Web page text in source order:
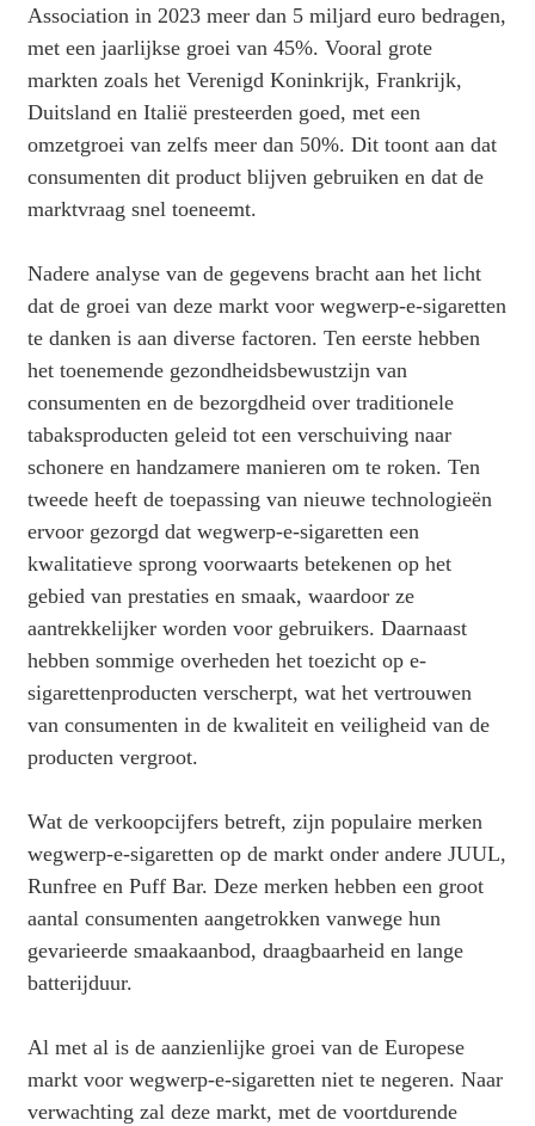
Association in 2023 meer dan 5 miljard euro bedragen,
met een jaarlijkse groei van 45%. Vooral grote
markten zoals het Verenigd Koninkrijk, Frankrijk,
Duitsland en Italië presteerden goed, met een
omzetgroei van zelfs meer dan 50%. Dit toont aan dat
consumenten dit product blijven gebruiken en dat de
marktvraag snel toeneemt.
Nadere analyse van de gegevens bracht aan het licht
dat de groei van deze markt voor wegwerp-e-sigaretten
te danken is aan diverse factoren. Ten eerste hebben
het toenemende gezondheidsbewustzijn van
consumenten en de bezorgdheid over traditionele
tabaksproducten geleid tot een verschuiving naar
schonere en handzamere manieren om te roken. Ten
tweede heeft de toepassing van nieuwe technologieën
ervoor gezorgd dat wegwerp-e-sigaretten een
kwalitatieve sprong voorwaarts betekenen op het
gebied van prestaties en smaak, waardoor ze
aantrekkelijker worden voor gebruikers. Daarnaast
hebben sommige overheden het toezicht op e-
sigarettenproducten verscherpt, wat het vertrouwen
van consumenten in de kwaliteit en veiligheid van de
producten vergroot.
Wat de verkoopcijfers betreft, zijn populaire merken
wegwerp-e-sigaretten op de markt onder andere JUUL,
Runfree en Puff Bar. Deze merken hebben een groot
aantal consumenten aangetrokken vanwege hun
gevarieerde smaakaanbod, draagbaarheid en lange
batterijduur.
Al met al is de aanzienlijke groei van de Europese
markt voor wegwerp-e-sigaretten niet te negeren. Naar
verwachting zal deze markt, met de voortdurende